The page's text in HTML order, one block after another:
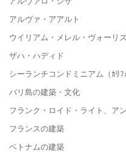
アルヴァ・アアルト
ウイリアム・メレル・ヴォーリ
ザハ・ハディド
シーランチコンドミニアム（ｶﾘ
バリ島の建築・文化
フランク・ロイド・ライト、ア
フランスの建築
ベトナムの建築